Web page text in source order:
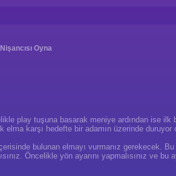
Oyna
play tuşuna basarak meniye ardından ise
elma karşı hedefte bir adamın üzerinde
bulunan elmayı vurmanız gerekecek.
Öncelikle yön ayarını yapmalısınız ve